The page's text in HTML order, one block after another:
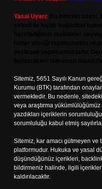
Yasal Uyarı:
Sitemiz, 5651 Sayılı Kanun
Kurumu (BTK) tarafından
vermektedir. Bu nedenle,
veya araştırma
yazdıkları içeriklerin
sorumluluğu kabul etmiş
Sitemiz, kar amacı gütmeyen
platformudur. Hukuka ve yasal
düşündüğünüz içerikleri,
bildirmeniz halinde, ilgili
kaldırılacaktır.